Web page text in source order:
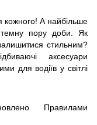
кожного! А найбільше
пору доби. Як
стильним?
аксесуари
для водіїв у світлі
Правилами